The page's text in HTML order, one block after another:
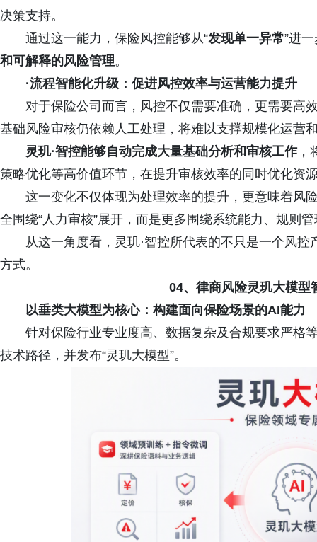
决策支持。
通过这一能力，保险风控能够从“发现单一异常”进
和可解释的风险管理。
·流程智能化升级：促进风控效率与运营能力提升
对于保险公司而言，风控不仅需要准确，更需要高
基础风险审核仍依赖人工处理，将难以支撑规模化运营
灵玑·智控能够自动完成大量基础分析和审核工作，
策略优化等高价值环节，在提升审核效率的同时优化资
这一变化不仅体现为处理效率的提升，更意味着风
全围绕“人力审核”展开，而是更多围绕系统能力、规则
从这一角度看，灵玑·智控所代表的不只是一个风
方式。
04、律商风险灵玑大模型
以垂类大模型为核心：构建面向保险场景的AI能力
针对保险行业专业度高、数据复杂及合规要求严格
技术路径，并发布“灵玑大模型”。